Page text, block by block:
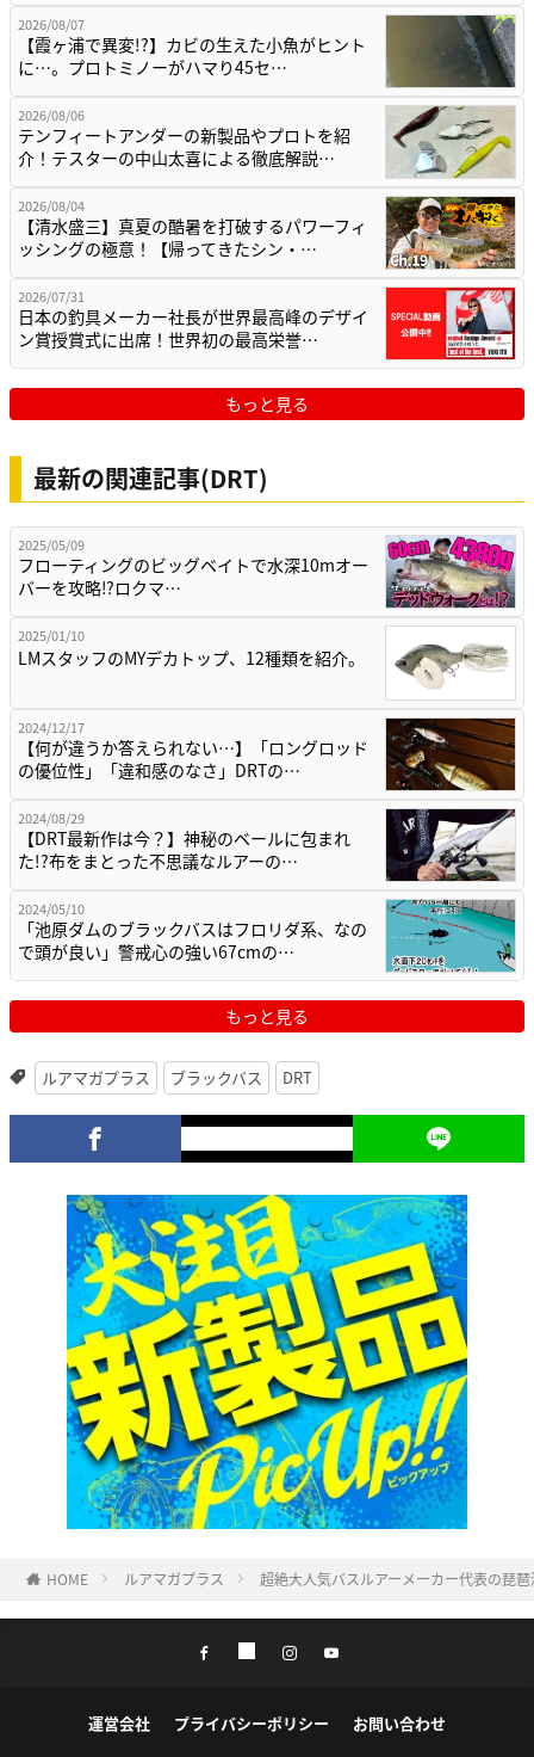
2026/08/07
【霞ヶ浦で異変!?】カビの生えた小魚がヒント
に…。プロトミノーがハマり45セ…
2026/08/06
テンフィートアンダーの新製品やプロトを紹
介！テスターの中山太喜による徹底解説…
2026/08/04
【清水盛三】真夏の酷暑を打破するパワーフィ
ッシングの極意！【帰ってきたシン・…
2026/07/31
日本の釣具メーカー社長が世界最高峰のデザイ
ン賞授賞式に出席！世界初の最高栄誉…
もっと見る
最新の関連記事(DRT)
2025/05/09
フローティングのビッグベイトで水深10mオー
バーを攻略⁉ロクマ…
2025/01/10
LMスタッフのMYデカトップ、12種類を紹介。
2024/12/17
【何が違うか答えられない…】「ロングロッド
の優位性」「違和感のなさ」DRTの…
2024/08/29
【DRT最新作は今？】神秘のベールに包まれ
た!?布をまとった不思議なルアーの…
2024/05/10
「池原ダムのブラックバスはフロリダ系、なの
で頭が良い」警戒心の強い67cmの…
もっと見る
ルアマガプラス ブラックバス DRT
HOME ルアマガプラス 超絶大人気バスルアーメーカー代表の琵
運営会社 プライバシーポリシー お問い合わせ